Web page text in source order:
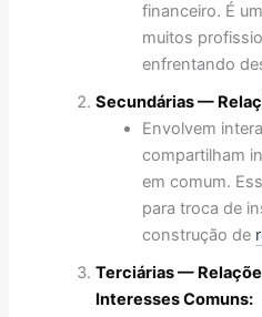
financeiro. É
muitos
enfrentando
Secundárias —
Envolvem
compartilham
em comum.
para troca de
construção de
Terciárias —
Interesses Comuns: